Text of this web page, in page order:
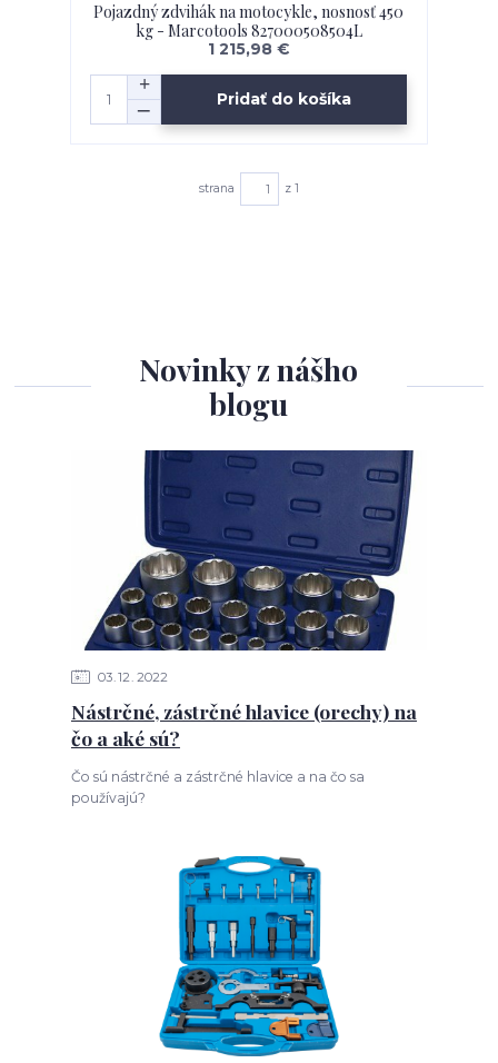
Pojazdný zdvihák na motocykle, nosnosť 450
kg - Marcotools 827000508504L
1 215,98 €
Pridať do košíka
strana z 1
Novinky z nášho
blogu
03 12 2022
Nástrčné, zástrčné hlavice (orechy) na
čo a aké sú?
Čo sú nástrčné a zástrčné hlavice a na čo sa
používajú?